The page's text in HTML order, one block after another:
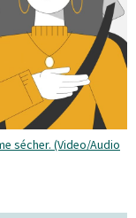
sécher. (Video/Audio